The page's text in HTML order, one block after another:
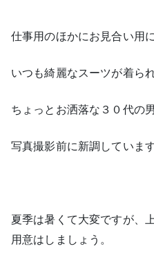
仕事用のほかにお見合い用
いつも綺麗なスーツが着ら
ちょっとお洒落な３０代の
写真撮影前に新調しています
夏季は暑くて大変ですが、
用意はしましょう。